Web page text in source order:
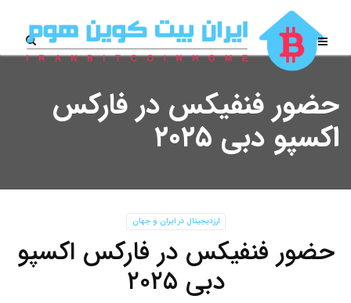
حضور فنفیکس در فارکس
اکسپو دبی ۲۰۲۵
ارزدیجیتال در ایران و جهان
حضور فنفیکس در فارکس اکسپو
دبی ۲۰۲۵